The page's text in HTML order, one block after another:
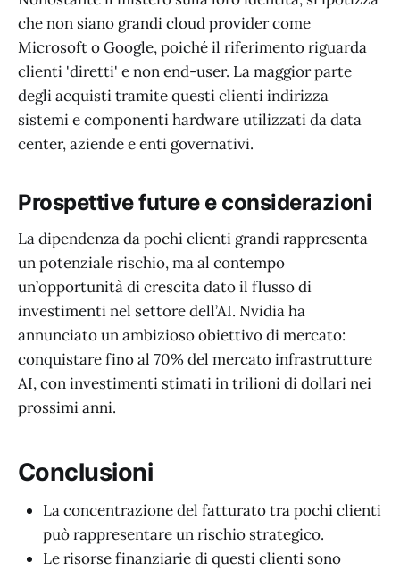
che non siano grandi cloud provider come
Microsoft o Google, poiché il riferimento riguarda
clienti 'diretti' e non end-user. La maggior parte
degli acquisti tramite questi clienti indirizza
sistemi e componenti hardware utilizzati da data
center, aziende e enti governativi.
Prospettive future e considerazioni
La dipendenza da pochi clienti grandi rappresenta
un potenziale rischio, ma al contempo
un’opportunità di crescita dato il flusso di
investimenti nel settore dell’AI. Nvidia ha
annunciato un ambizioso obiettivo di mercato:
conquistare fino al 70% del mercato infrastrutture
AI, con investimenti stimati in trilioni di dollari nei
prossimi anni.
Conclusioni
La concentrazione del fatturato tra pochi clienti
può rappresentare un rischio strategico.
Le risorse finanziarie di questi clienti sono